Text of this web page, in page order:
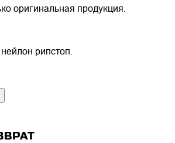
оригинальная продукция.
рипстоп.